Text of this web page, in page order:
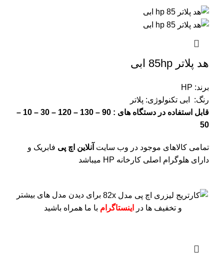
هد پلاتر 85hp ابی
برند: HP
رنگ: ابی تکنولوژی: پلاتر
قابل استفاده در دستگاه های : 90 – 130 – 120 – 30 – 10 –
50
تمامی کالاهای موجود در وب سایت آنلاین اچ پی فابریک و
دارای هلوگرام اصلی کارخانه HP میباشد
برای دیدن مدل های بیشتر
و تخفیف ها در
اینستاگرام با ما همراه باشید